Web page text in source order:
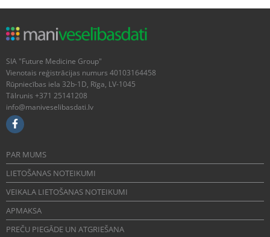
SIA "Future Medicine Group"
Vienotais reģistrācijas numurs 40103164458
Rūpniecības iela 32b-1D, Rīga, LV-1045
Tālrunis +371 25141208
info@maniveselibasdati.lv
PAR MUMS
LIETOŠANAS NOTEIKUMI
VEIKALA LIETOŠANAS NOTEIKUMI
APMAKSA
PREČU PIEGĀDE UN ATGRIEŠANA